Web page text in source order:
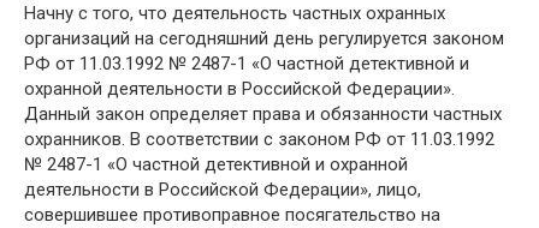
Начну с того, что деятельность частных охранных
организаций на сегодняшний день регулируется законом
РФ от 11.03.1992 № 2487-1 «О частной детективной и
охранной деятельности в Российской Федерации».
Данный закон определяет права и обязанности частных
охранников. В соответствии с законом РФ от 11.03.1992
№ 2487-1 «О частной детективной и охранной
деятельности в Российской Федерации», лицо,
совершившее противоправное посягательство на